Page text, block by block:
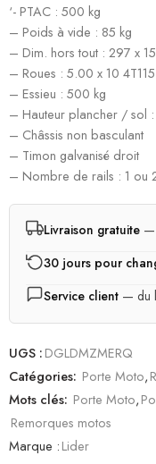
‘- PTAC : 500 kg
– Poids à vide : 85 kg
– Dim. hors tout : 297 x
– Roues : 5.00 x 10
– Essieu : 500 kg
– Hauteur plancher / sol
– Châssis non basculant
– Timon galvanisé droit
– Nombre de rails : 1 ou
Livraison gratuite —
30 jours pour
Service client — du
UGS :DGLDMZMERQ
Catégories: Porte Moto,
Mots clés: Porte Moto,
Remorques motos
Marque :Lider